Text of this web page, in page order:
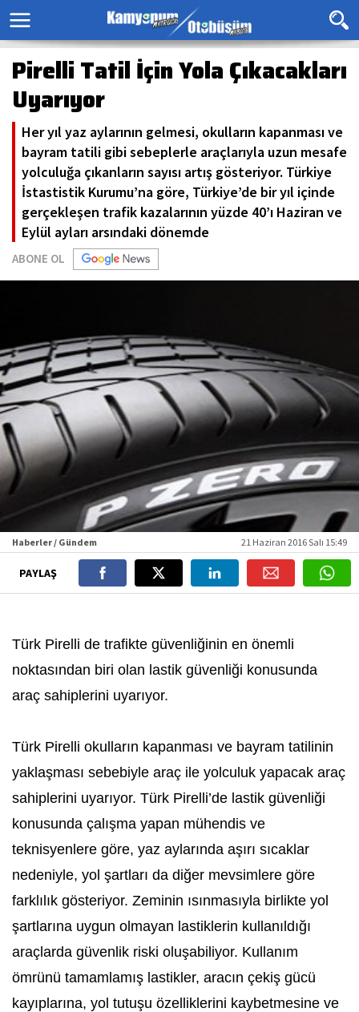
Pirelli Tatil İçin Yola Çıkacakları
Uyarıyor
Her yıl yaz aylarının gelmesi, okulların kapanması ve
bayram tatili gibi sebeplerle araçlarıyla uzun mesafe
yolculuğa çıkanların sayısı artış gösteriyor. Türkiye
İstastistik Kurumu’na göre, Türkiye’de bir yıl içinde
gerçekleşen trafik kazalarının yüzde 40’ı Haziran ve
Eylül ayları arsındaki dönemde
ABONE OL
Haberler / Gündem 21 Haziran 2016 Salı 15:49
PAYLAŞ
Türk Pirelli de trafikte güvenliğinin en önemli
noktasından biri olan lastik güvenliği konusunda
araç sahiplerini uyarıyor.
Türk Pirelli okulların kapanması ve bayram tatilinin
yaklaşması sebebiyle araç ile yolculuk yapacak araç
sahiplerini uyarıyor. Türk Pirelli’de lastik güvenliği
konusunda çalışma yapan mühendis ve
teknisyenlere göre, yaz aylarında aşırı sıcaklar
nedeniyle, yol şartları da diğer mevsimlere göre
farklılık gösteriyor. Zeminin ısınmasıyla birlikte yol
şartlarına uygun olmayan lastiklerin kullanıldığı
araçlarda güvenlik riski oluşabiliyor. Kullanım
ömrünü tamamlamış lastikler, aracın çekiş gücü
kayıplarına, yol tutuşu özelliklerini kaybetmesine ve